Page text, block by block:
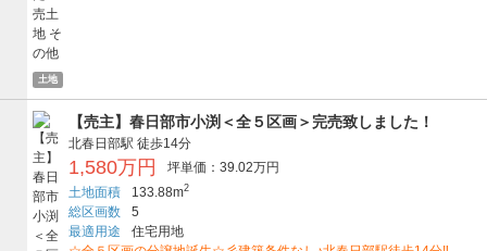
土地
【売主】春日部市小渕＜全５区画＞完売致しました！
北春日部駅 徒歩14分
1,580万円
坪単価：39.02万円
土地面積
133.88m2
総区画数
5
最適用途
住宅用地